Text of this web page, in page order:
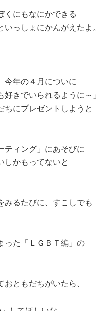
くにもなにかできる
っしょにかんがえたよ。
今年の４月についに
きでいられるように～」
ちにプレゼントしようと
ティング」にあそびに
しかもってないと
みるたびに、すこしでも
った「ＬＧＢＴ編」の
ともだちがいたら、